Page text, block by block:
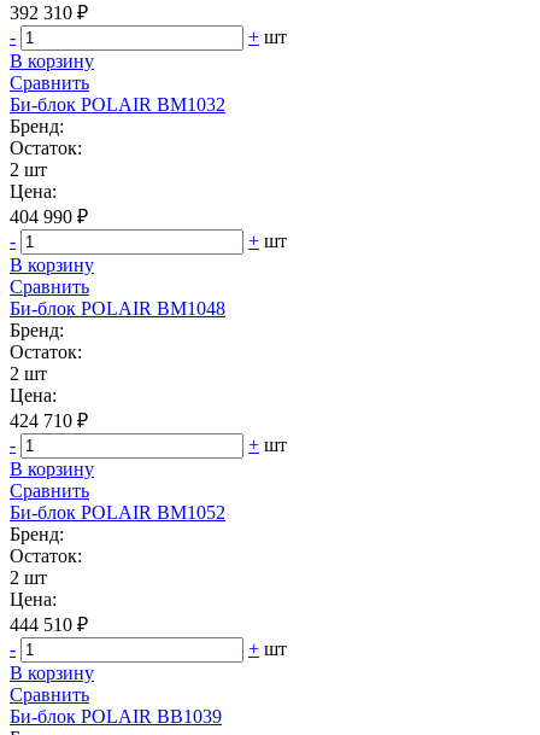
392 310 ₽
-
+ шт
В корзину
Сравнить
Би‑блок POLAIR BM1032
Бренд:
Остаток:
2 шт
Цена:
404 990 ₽
-
+ шт
В корзину
Сравнить
Би‑блок POLAIR BM1048
Бренд:
Остаток:
2 шт
Цена:
424 710 ₽
-
+ шт
В корзину
Сравнить
Би‑блок POLAIR BM1052
Бренд:
Остаток:
2 шт
Цена:
444 510 ₽
-
+ шт
В корзину
Сравнить
Би‑блок POLAIR BB1039